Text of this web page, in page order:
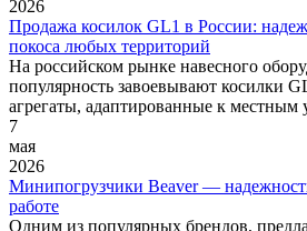
2026
Продажа косилок GL1 в России:
покоса любых территорий
На российском рынке навесного
популярность завоевывают косилки
агрегаты, адаптированные к местным
7
мая
2026
Минипогрузчики Beaver —
работе
Одним из популярных брендов,